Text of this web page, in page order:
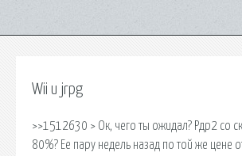
Wii u jrpg
>>1512630 > Ок, чего ты ожидал? Рдр2 со
80%? Ее пару недель назад по той же цене